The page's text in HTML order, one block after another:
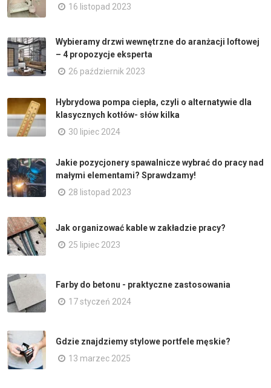
16 listopad 2023
Wybieramy drzwi wewnętrzne do aranżacji loftowej
– 4 propozycje eksperta
26 październik 2023
Hybrydowa pompa ciepła, czyli o alternatywie dla
klasycznych kotłów- słów kilka
30 lipiec 2024
Jakie pozycjonery spawalnicze wybrać do pracy nad
małymi elementami? Sprawdzamy!
28 listopad 2023
Jak organizować kable w zakładzie pracy?
25 lipiec 2023
Farby do betonu - praktyczne zastosowania
17 styczeń 2024
Gdzie znajdziemy stylowe portfele męskie?
13 marzec 2025